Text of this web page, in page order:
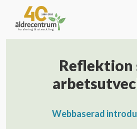
Forskning och Utveckling
Reflektion
Webbaserad